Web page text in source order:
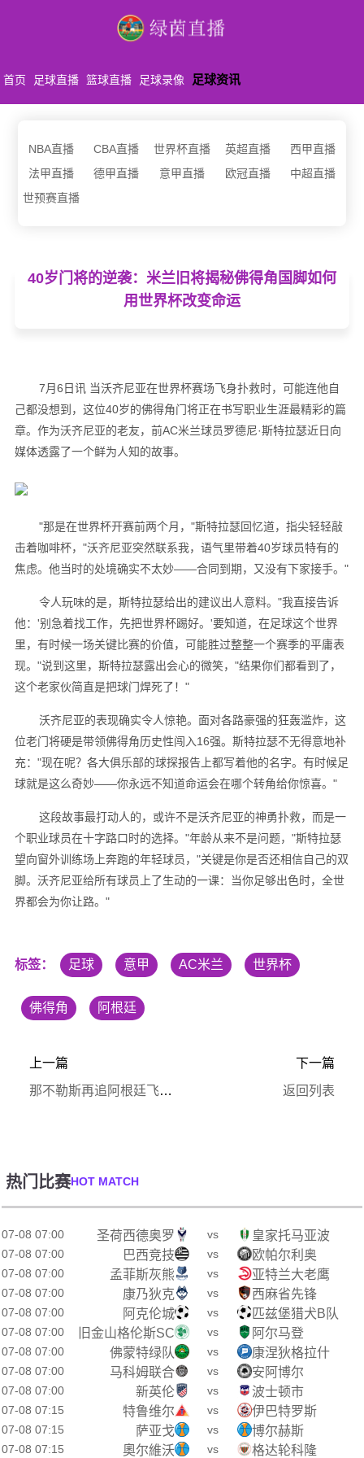
首页 足球直播 篮球直播 足球录像 足球资讯
NBA直播 CBA直播 世界杯直播 英超直播
西甲直播
法甲直播
德甲直播 意甲直播 欧冠直播
中超直播
世预赛直播
40岁门将的逆袭：米兰旧将揭秘佛得角国脚如何
用世界杯改变命运
7月6日讯 当沃齐尼亚在世界杯赛场飞身扑救时，可能连他自
己都没想到，这位40岁的佛得角门将正在书写职业生涯最精彩的篇
章。作为沃齐尼亚的老友，前AC米兰球员罗德尼·斯特拉瑟近日向
媒体透露了一个鲜为人知的故事。
"那是在世界杯开赛前两个月，"斯特拉瑟回忆道，指尖轻轻敲
击着咖啡杯，"沃齐尼亚突然联系我，语气里带着40岁球员特有的
焦虑。他当时的处境确实不太妙——合同到期，又没有下家接手。"
令人玩味的是，斯特拉瑟给出的建议出人意料。"我直接告诉
他：'别急着找工作，先把世界杯踢好。'要知道，在足球这个世界
里，有时候一场关键比赛的价值，可能胜过整整一个赛季的平庸表
现。"说到这里，斯特拉瑟露出会心的微笑，"结果你们都看到了，
这个老家伙简直是把球门焊死了！"
沃齐尼亚的表现确实令人惊艳。面对各路豪强的狂轰滥炸，这
位老门将硬是带领佛得角历史性闯入16强。斯特拉瑟不无得意地补
充："现在呢？各大俱乐部的球探报告上都写着他的名字。有时候足
球就是这么奇妙——你永远不知道命运会在哪个转角给你惊喜。"
这段故事最打动人的，或许不是沃齐尼亚的神勇扑救，而是一
个职业球员在十字路口时的选择。"年龄从来不是问题，"斯特拉瑟
望向窗外训练场上奔跑的年轻球员，"关键是你是否还相信自己的双
脚。沃齐尼亚给所有球员上了生动的一课：当你足够出色时，全世
界都会为你让路。"
标签： 足球 意甲 AC米兰 世界杯
佛得角 阿根廷
上一篇
那不勒斯再追阿根廷飞翼 切尔西为加纳乔标价4000万镑
下一篇
返回列表
热门比赛HOT MATCH
07-08 07:00 圣荷西德奥罗 vs 皇家托马亚波
07-08 07:00 巴西竞技 vs 欧帕尔利奥
07-08 07:00 孟菲斯灰熊 vs 亚特兰大老鹰
07-08 07:00 康乃狄克 vs 西麻省先锋
07-08 07:00 阿克伦城 vs 匹兹堡猎犬B队
07-08 07:00 旧金山格伦斯SC vs 阿尔马登
07-08 07:00 佛蒙特绿队 vs 康涅狄格拉什
07-08 07:00 马科姆联合 vs 安阿博尔
07-08 07:00 新英伦 vs 波士顿市
07-08 07:15 特鲁维尔 vs 伊巴特罗斯
07-08 07:15 萨亚戈 vs 博尔赫斯
07-08 07:15 奧尔維沃 vs 格达轮科隆